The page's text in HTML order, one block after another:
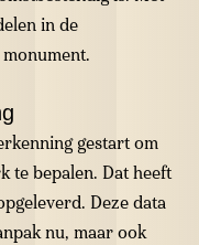
in de
gestart om
te bepalen. Dat heeft
Deze data
nu, maar ook